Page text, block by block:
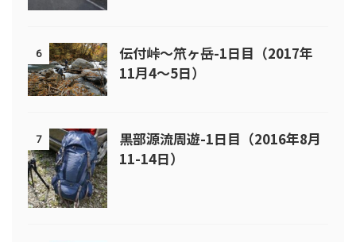
6
伝付峠～笊ヶ岳-1日目（2017年
11月4～5日）
7
黒部源流周遊-1日目（2016年8月
11-14日）